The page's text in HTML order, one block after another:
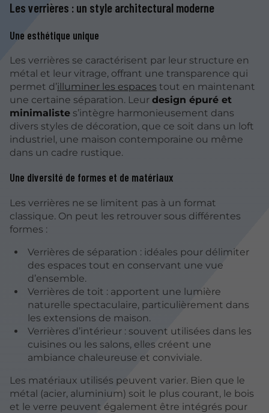
Les verrières : un style architectural moderne
Une esthétique unique
Les verrières se caractérisent par leur structure en
métal et leur vitrage, offrant une transparence qui
permet d’illuminer les espaces tout en maintenant
une certaine séparation. Leur design épuré et
minimaliste s’intègre harmonieusement dans
divers styles de décoration, que ce soit dans un loft
industriel, une maison contemporaine ou même
dans un cadre rustique.
Une diversité de formes et de matériaux
Les verrières ne se limitent pas à un format
classique. On peut les retrouver sous différentes
formes :
Verrières de séparation : idéales pour délimiter
des espaces tout en conservant une vue
d’ensemble.
Verrières de toit : apportent une lumière
naturelle spectaculaire, particulièrement dans
les extensions de maison.
Verrières d’intérieur : souvent utilisées dans les
cuisines ou les salons, elles créent une
ambiance chaleureuse et conviviale.
Les matériaux utilisés peuvent varier. Bien que le
métal (acier, aluminium) soit le plus courant, le bois
et le verre peuvent également être intégrés pour